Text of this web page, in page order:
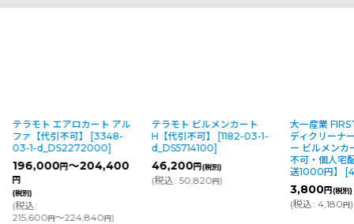
モト エアロカート アル
【代引不可】 [3348-
1-d_DS2272000]
円～204,400
込:
円～224,840円)
テラモト ビルメンカート
H【代引不可】 [1182-03-1-
d_DS5714100]
46,200円(税別)
税込: 50,820 円)
大一産業 FIRST 充
ディクリーナー収
ー ビルメンカート
不可・個人宅配送
送1000円】 [
3,800円(税別)
: 4,180円)